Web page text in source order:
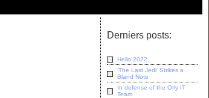
Derniers posts:
Hello 2022
‘The Last Jedi’ Strikes a
Bland Note
In defense of the Orly IT
Team